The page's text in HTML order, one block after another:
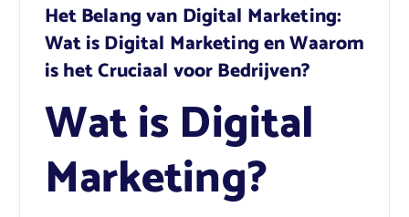
Het Belang van Digital Marketing:
Wat is Digital Marketing en Waarom
is het Cruciaal voor Bedrijven?
Wat is Digital
Marketing?